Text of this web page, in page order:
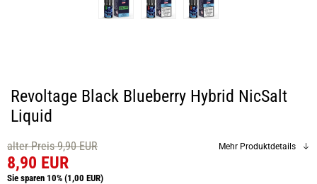
Revoltage Black Blueberry Hybrid NicSalt
Liquid
alter Preis 9,90 EUR
8,90 EUR
Sie sparen 10% (1,00 EUR)
Mehr Produktdetails